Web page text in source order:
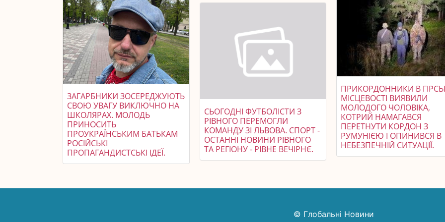
ЗАГАРБНИКИ ЗОСЕРЕДЖУЮТЬ
СВОЮ УВАГУ ВИКЛЮЧНО НА
ШКОЛЯРАХ. МОЛОДЬ
ПРИНОСИТЬ
ПРОУКРАЇНСЬКИМ БАТЬКАМ
РОСІЙСЬКІ
ПРОПАГАНДИСТСЬКІ ІДЕЇ.
СЬОГОДНІ ФУТБОЛІСТИ З
РІВНОГО ПЕРЕМОГЛИ
КОМАНДУ ЗІ ЛЬВОВА. СПОРТ -
ОСТАННІ НОВИНИ РІВНОГО
ТА РЕГІОНУ - РІВНЕ ВЕЧІРНЄ.
ПРИКОРДОННИКИ В
МІСЦЕВОСТІ ВИЯВИЛИ
МОЛОДОГО ЧОЛОВІКА,
КОТРИЙ НАМАГАВСЯ
ПЕРЕТНУТИ КОРДОН З
РУМУНІЄЮ І ОПИНИВСЯ В
НЕБЕЗПЕЧНІЙ СИТУАЦІЇ.
© Глобальні Новини